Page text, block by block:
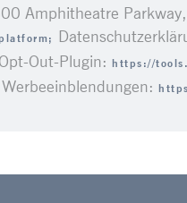
Amphitheatre
Out-Plugin: https://